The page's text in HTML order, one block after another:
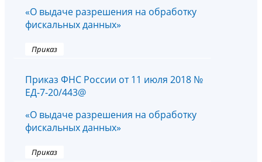
«О выдаче разрешения на обработку
фискальных данных»
Приказ
Приказ ФНС России от 11 июля 2018 №
ЕД-7-20/443@
«О выдаче разрешения на обработку
фискальных данных»
Приказ